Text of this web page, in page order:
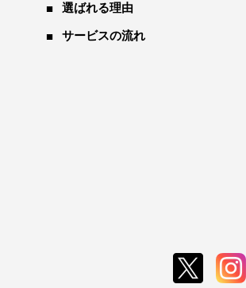
選ばれる理由
サービスの流れ